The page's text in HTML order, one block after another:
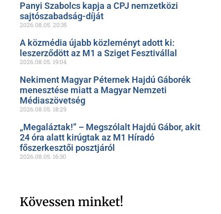
Panyi Szabolcs kapja a CPJ nemzetközi
sajtószabadság-díját
2026.08.05. 20:35
A közmédia újabb közleményt adott ki:
leszerződött az M1 a Sziget Fesztivállal
2026.08.05. 19:04
Nekiment Magyar Péternek Hajdú Gáborék
menesztése miatt a Magyar Nemzeti
Médiaszövetség
2026.08.05. 18:29
„Megaláztak!” – Megszólalt Hajdú Gábor, akit
24 óra alatt kirúgtak az M1 Híradó
főszerkesztői posztjáról
2026.08.05. 16:30
Kövessen minket!